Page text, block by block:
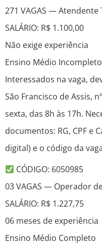
271 VAGAS —
SALÁRIO: R$ 1.100,00
Não exige experiência
Ensino Médio Incompleto
Interessados na vaga,
São Francisco de Assis,
sexta, das 8h às 17h.
documentos: RG, CPF e
digital) e o código da
CÓDIGO: 6050985
03 VAGAS — Operador
SALÁRIO: R$ 1.227,75
06 meses de experiência
Ensino Médio Completo